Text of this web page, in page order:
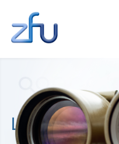
Zentralstelle für